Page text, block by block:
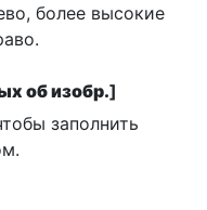
более высокие
об изобр.]
заполнить